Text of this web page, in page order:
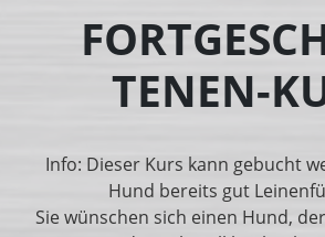
TENEN-
Info: Dieser Kurs kann gebucht
Hund bereits gut
Sie wünschen sich einen Hund,